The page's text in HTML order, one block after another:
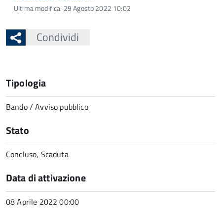
Ultima modifica: 29 Agosto 2022 10:02
Condividi
Tipologia
Bando / Avviso pubblico
Stato
Concluso, Scaduta
Data di attivazione
08 Aprile 2022 00:00